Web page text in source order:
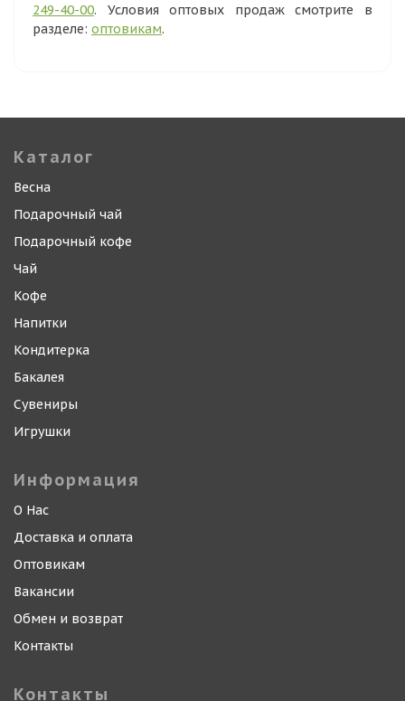
249-40-00. Условия оптовых продаж смотрите в
разделе: оптовикам.
Каталог
Весна
Подарочный чай
Подарочный кофе
Чай
Кофе
Напитки
Кондитерка
Бакалея
Сувениры
Игрушки
Информация
О Нас
Доставка и оплата
Оптовикам
Вакансии
Обмен и возврат
Контакты
Контакты